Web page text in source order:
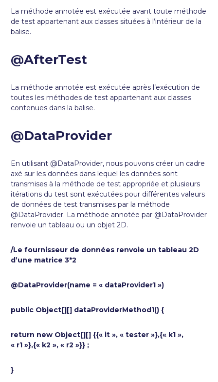
La méthode annotée est exécutée avant toute méthode
de test appartenant aux classes situées à l’intérieur de la
balise.
@AfterTest
La méthode annotée est exécutée après l’exécution de
toutes les méthodes de test appartenant aux classes
contenues dans la balise.
@DataProvider
En utilisant @DataProvider, nous pouvons créer un cadre
axé sur les données dans lequel les données sont
transmises à la méthode de test appropriée et plusieurs
itérations du test sont exécutées pour différentes valeurs
de données de test transmises par la méthode
@DataProvider. La méthode annotée par @DataProvider
renvoie un tableau ou un objet 2D.
/Le fournisseur de données renvoie un tableau 2D
d’une matrice 3*2
@DataProvider(name = « dataProvider1 »)
public Object[][] dataProviderMethod1() {
return new Object[][] {{« it », « tester »},{« k1 »,
« r1 »},{« k2 », « r2 »}} ;
}